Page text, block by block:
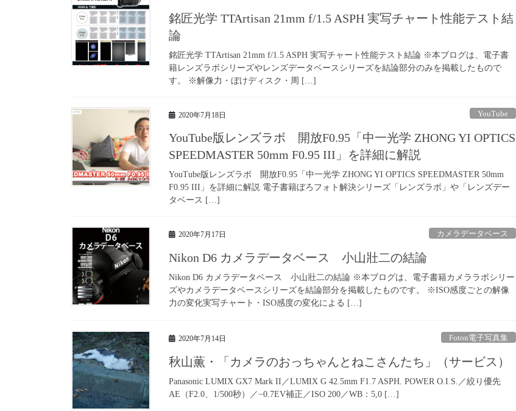
銘匠光学 TTArtisan 21mm f/1.5 ASPH 実写チャート性能テスト結
論
銘匠光学 TTArtisan 21mm f/1.5 ASPH 実写チャート性能テスト結論 ※本ブログは、電子書
籍レンズラボシリーズやレンズデータベースシリーズを結論部分のみを掲載したもので
す。 ※解像力・ぼけディスク・周 […]
2020年7月18日 YouTube
YouTube版レンズラボ 開放F0.95「中一光学 ZHONG YI OPTICS
SPEEDMASTER 50mm F0.95 III」を詳細に解説
YouTube版レンズラボ 開放F0.95「中一光学 ZHONG YI OPTICS SPEEDMASTER 50mm
F0.95 III」を詳細に解説 電子書籍ぼろフォト解決シリーズ「レンズラボ」や「レンズデー
タベース […]
2020年7月17日 カメラデータベース
Nikon D6 カメラデータベース 小山壯二の結論
Nikon D6 カメラデータベース 小山壯二の結論 ※本ブログは、電子書籍カメララボシリー
ズやカメラデータベースシリーズを結論部分を掲載したものです。 ※ISO感度ごとの解像
力の変化実写チャート・ISO感度の変化による […]
2020年7月14日 Foton電子写真集
秋山薫・「カメラのおっちゃんとねこさんたち」（サービス）
Panasonic LUMIX GX7 Mark II／LUMIX G 42.5mm F1.7 ASPH. POWER O.I.S.／絞り優先
AE（F2.0、1/500秒）／−0.7EV補正／ISO 200／WB：5,0 […]